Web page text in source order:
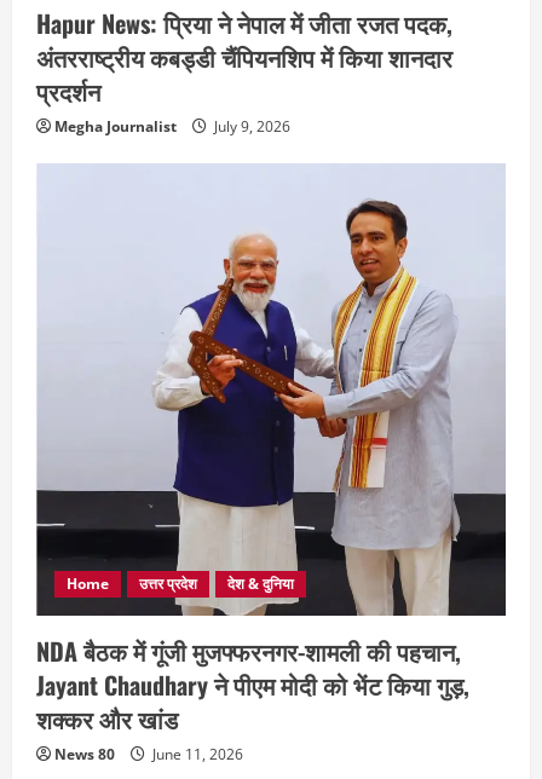
Hapur News: प्रिया ने नेपाल में जीता रजत पदक,
अंतरराष्ट्रीय कबड्डी चैंपियनशिप में किया शानदार
प्रदर्शन
Megha Journalist July 9, 2026
Home उत्तर प्रदेश देश & दुनिया
NDA बैठक में गूंजी मुजफ्फरनगर-शामली की पहचान,
Jayant Chaudhary ने पीएम मोदी को भेंट किया गुड़,
शक्कर और खांड
News 80 June 11, 2026